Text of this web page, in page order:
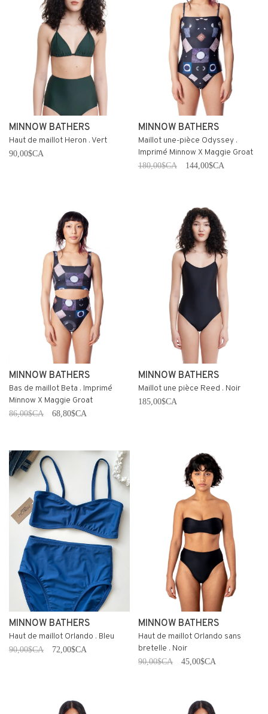
MINNOW BATHERS
Haut de maillot Heron . Vert
90,00$CA
MINNOW BATHERS
Maillot une-pièce Odyssey .
Imprimé Minnow X Maggie Groat
180,00$CA 144,00$CA
MINNOW BATHERS
Bas de maillot Beta . Imprimé
Minnow X Maggie Groat
86,00$CA 68,80$CA
MINNOW BATHERS
Maillot une pièce Reed . Noir
185,00$CA
MINNOW BATHERS
Haut de maillot Orlando . Bleu
90,00$CA 72,00$CA
MINNOW BATHERS
Haut de maillot Orlando sans
bretelle . Noir
90,00$CA 45,00$CA